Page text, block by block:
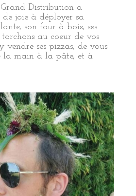
Grand Distribution a
joie à déployer sa
son four à bois, ses
torchons au coeur de vos
vendre ses pizzas, de vous
la main à la pâte, et à